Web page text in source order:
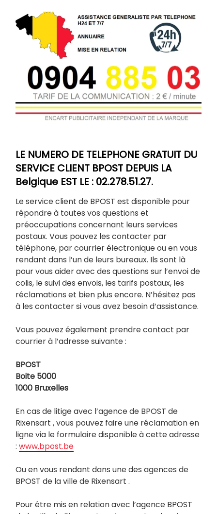
LE NUMERO DE TELEPHONE GRATUIT DU
SERVICE CLIENT BPOST DEPUIS LA
Belgique EST LE : 02.278.51.27.
Le service client de BPOST est disponible pour
répondre à toutes vos questions et
préoccupations concernant leurs services
postaux. Vous pouvez les contacter par
téléphone, par courrier électronique ou en vous
rendant dans l’un de leurs bureaux. Ils sont là
pour vous aider avec des questions sur l’envoi de
colis, le suivi des envois, les tarifs postaux, les
réclamations et bien plus encore. N’hésitez pas
à les contacter si vous avez besoin d’assistance.
Vous pouvez également prendre contact par
courrier à l’adresse suivante :
BPOST
Boite 5000
1000 Bruxelles
En cas de litige avec l’agence de BPOST de
Rixensart , vous pouvez faire une réclamation en
ligne via le formulaire disponible à cette adresse
: www.bpost.be
Ou en vous rendant dans une des agences de
BPOST de la ville de Rixensart .
Pour être mis en relation avec l’agence BPOST